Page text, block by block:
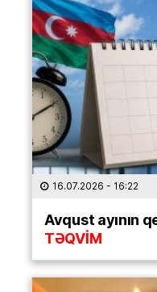
16.07.2026 - 16:22
Avqust ayının
TƏQVİM